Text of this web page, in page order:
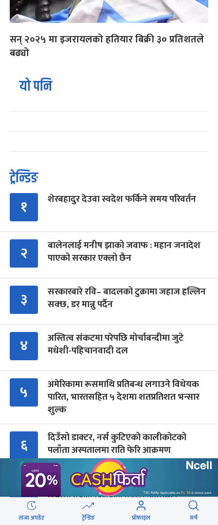
सन् २०२५ मा इजरायलको हतियार बिक्री ३० प्रतिशतले
बढ्यो
यो पनि
ट्रेन्डिङ
१ शेरबहादुर देउवा स्वदेश फर्किने समय परिवर्तन
२
बालेनलाई मनीष झाको जवाफ : महान जनादेश
पाएको सरकार एक्लो छैन
३
सरकारबारे रवि– बादलको टुक्रामा जहाज हल्लिन
सक्छ, डर मान्नु पर्दैन
४
अस्तित्व संकटमा परेपछि मोर्चाबन्दीमा जुटे
मधेशी-पहिचानवादी दल
५
अमेरिकामा रूसमाथि प्रतिबन्ध लगाउने विधेयक
पारित, भारतसहित ५ देशमा शतप्रतिशत भन्सार
शुल्क
६
दिउँसो डाक्टर, नर्स कुटिएको कालीकोटको
पलाँता अस्पतालमा राति फेरि आक्रमण
७
मुगल आक्रमणले तहसनहस सिम्रौनगढको
सभ्यता नेपाल खाल्डोले कसरी जोगायो ?
ताजा अपडेट ट्रेन्डिङ प्रोफाइल सर्च